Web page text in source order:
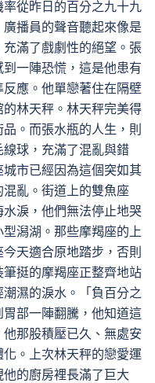
從昨日的百分之九十九
播員的聲音聽起來像是
滿了戲劇性的絕望。張
一陣恐慌，這是他患有
反應。他單戀著住在隔壁
林天秤。林天秤完美得
。而張水瓶的人生，則
球，充滿了混亂與錯
市已經因為這個突如其
亂。街道上的雙魚座
淚，他們無法停止地哭
潟湖。那些摩羯座的上
天適合原地踏步，否則
挺的摩羯座正整齊地站
濕的淚水。「負百分之
部一陣翻騰，他知道這
那股積壓已久、無處安
。上次林天秤的戀愛運
的廚房裡長滿了巨大